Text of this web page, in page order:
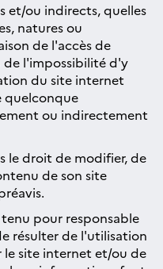
et/ou indirects, quelles
natures ou
de l'accès de
l'impossibilité d'y
du site internet
quelconque
ou indirectement
le droit de modifier, de
de son site
pour responsable
résulter de l'utilisation
le site internet et/ou de